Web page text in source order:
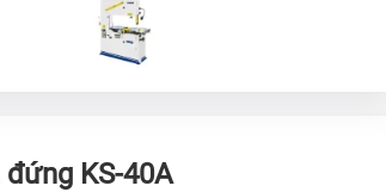
KS-40A